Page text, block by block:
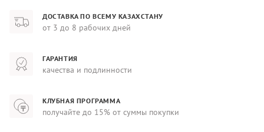
ДОСТАВКА ПО ВСЕМУ КАЗАХСТАНУ
от 3 до 8 рабочих дней
ГАРАНТИЯ
качества и подлинности
КЛУБНАЯ ПРОГРАММА
получайте до 15% от суммы покупки